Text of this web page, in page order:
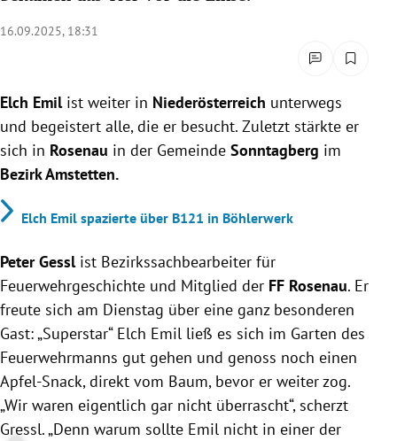
16.09.2025, 18:31
Elch Emilist weiter in Niederösterreich unterwegs
und begeistert alle, die er besucht. Zuletzt stärkte er
sich in Rosenau in der Gemeinde Sonntagberg im
Bezirk Amstetten.
Elch Emil spazierte über B121 in Böhlerwerk
Peter Gesslist Bezirkssachbearbeiter für
Feuerwehrgeschichte und Mitglied der FF Rosenau. Er
freute sich am Dienstag über eine ganz besonderen
Gast: „Superstar“ Elch Emil ließ es sich im Garten des
Feuerwehrmanns gut gehen und genoss noch einen
Apfel-Snack, direkt vom Baum, bevor er weiter zog.
„Wir waren eigentlich gar nicht überrascht“, scherzt
Gressl. „Denn warum sollte Emil nicht in einer der